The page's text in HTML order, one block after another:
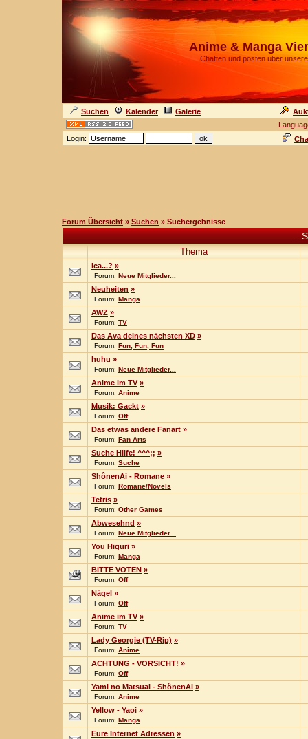
Anime & Manga
Chatten und posten über
Suchen Kalender Galerie
Login:
Forum Übersicht » Suchen » Suchergebnisse
.:
Thema
ica...? »
Forum: Neue Mitglieder...
Neuheiten »
Forum: Manga
AWZ »
Forum: TV
Das Ava deines nächsten XD »
Forum: Fun, Fun, Fun
huhu »
Forum: Neue Mitglieder...
Anime im TV »
Forum: Anime
Musik: Gackt »
Forum: Off
Das etwas andere Fanart »
Forum: Fan Arts
Suche Hilfe! ^^^;; »
Forum: Suche
ShônenAi - Romane »
Forum: Romane/Novels
Tetris »
Forum: Other Games
Abwesehnd »
Forum: Neue Mitglieder...
You Higuri »
Forum: Manga
BITTE VOTEN »
Forum: Off
Nägel »
Forum: Off
Anime im TV »
Forum: TV
Lady Georgie (TV-Rip) »
Forum: Anime
ACHTUNG - VORSICHT! »
Forum: Off
Yami no Matsuai - ShônenAi »
Forum: Anime
Yellow - Yaoi »
Forum: Manga
Eure Internet Adressen »